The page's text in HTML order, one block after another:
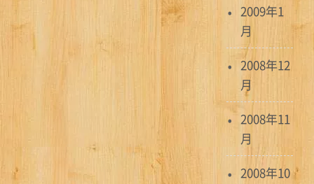
2009年1
月
2008年12
月
2008年11
月
2008年10